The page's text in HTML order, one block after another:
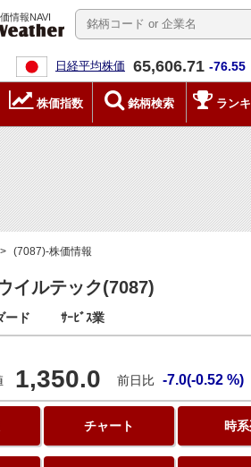
情報NAVI
日経平均株価 65,606.71 -76.55
株価指数 銘柄検索 ラン
> (7087)-株価情報
イルテック(7087)
ード ｻｰﾋﾞｽ業
1,350.0 前日比 -7.0(-0.52 %)
チャート 時系